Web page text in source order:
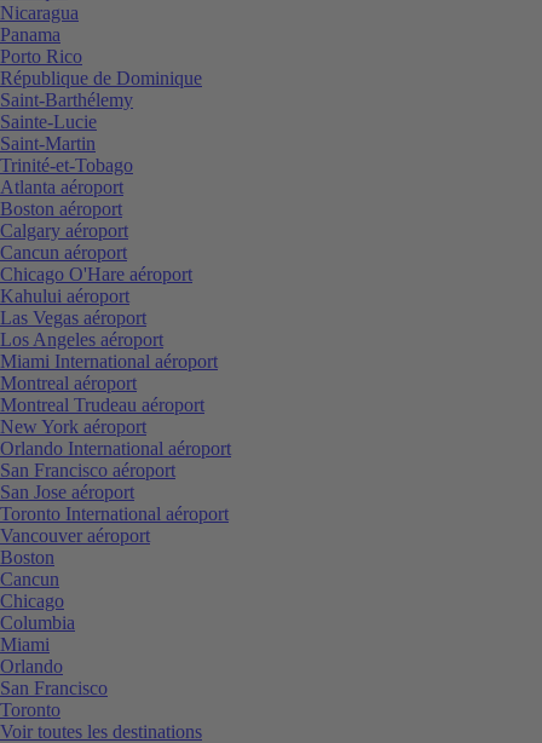
Nicaragua
Panama
Porto Rico
République de Dominique
Saint-Barthélemy
Sainte-Lucie
Saint-Martin
Trinité-et-Tobago
Atlanta aéroport
Boston aéroport
Calgary aéroport
Cancun aéroport
Chicago O'Hare aéroport
Kahului aéroport
Las Vegas aéroport
Los Angeles aéroport
Miami International aéroport
Montreal aéroport
Montreal Trudeau aéroport
New York aéroport
Orlando International aéroport
San Francisco aéroport
San Jose aéroport
Toronto International aéroport
Vancouver aéroport
Boston
Cancun
Chicago
Columbia
Miami
Orlando
San Francisco
Toronto
Voir toutes les destinations